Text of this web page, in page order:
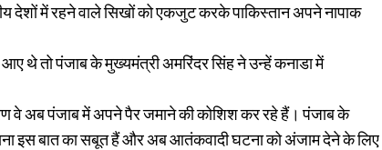
में रहने वाले सिखों को एकजुट करके पाकिस्तान अपने नापाक
थे तो पंजाब के मुख्यमंत्री अमरिंदर सिंह ने उन्हें कनाडा में
अब पंजाब में अपने पैर जमाने की कोशिश कर रहे हैं। पंजाब के
इस बात का सबूत हैं और अब आतंकवादी घटना को अंजाम देने के लिए